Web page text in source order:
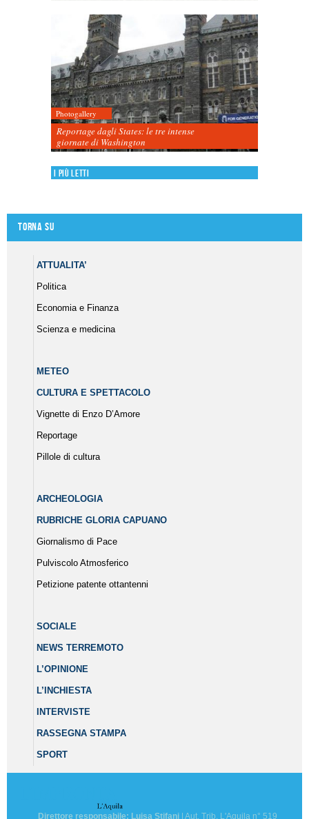
Photogallery
Reportage dagli States: le tre intense
giornate di Washington
I più letti
Torna su
ATTUALITA’
Politica
Economia e Finanza
Scienza e medicina
METEO
CULTURA E SPETTACOLO
Vignette di Enzo D’Amore
Reportage
Pillole di cultura
ARCHEOLOGIA
RUBRICHE GLORIA CAPUANO
Giornalismo di Pace
Pulviscolo Atmosferico
Petizione patente ottantenni
SOCIALE
NEWS TERREMOTO
L’OPINIONE
L’INCHIESTA
INTERVISTE
RASSEGNA STAMPA
SPORT
Direttore responsabile: Luisa Stifani | Aut. Trib. L'Aquila n° 519